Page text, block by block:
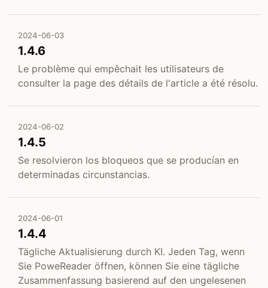
2024-06-03
1.4.6
Le problème qui empêchait les utilisateurs de
consulter la page des détails de l'article a été résolu.
2024-06-02
1.4.5
Se resolvieron los bloqueos que se producían en
determinadas circunstancias.
2024-06-01
1.4.4
Tägliche Aktualisierung durch KI. Jeden Tag, wenn
Sie PoweReader öffnen, können Sie eine tägliche
Zusammenfassung basierend auf den ungelesenen